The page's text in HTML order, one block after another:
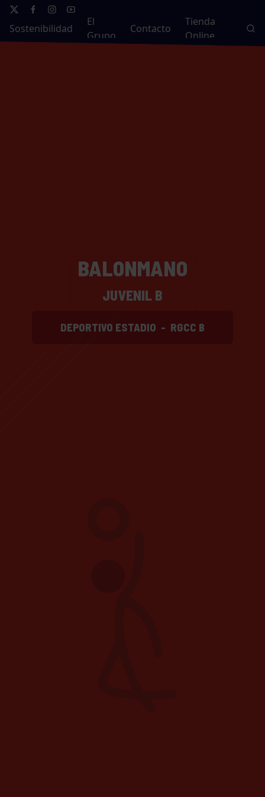
Sostenibilidad
El
Grupo
Contacto
Tienda
Online
BALONMANO
JUVENIL B
DEPORTIVO ESTADIO - RGCC B